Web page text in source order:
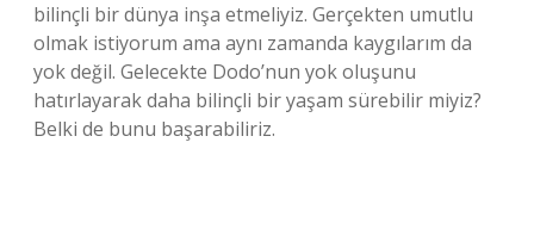
bilinçli bir dünya inşa etmeliyiz. Gerçekten umutlu
olmak istiyorum ama aynı zamanda kaygılarım da
yok değil. Gelecekte Dodo’nun yok oluşunu
hatırlayarak daha bilinçli bir yaşam sürebilir miyiz?
Belki de bunu başarabiliriz.